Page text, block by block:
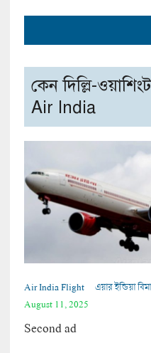
কেন দিল্লি-
Air India
Air India Flight
এয়ার ইন্ডিয়া
August 11, 2025
Second ad